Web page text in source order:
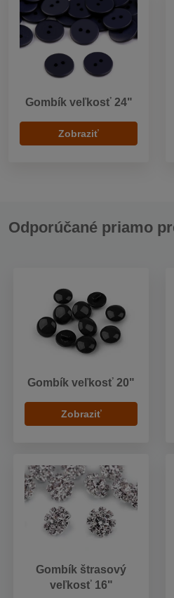
Gombík veľkosť 24"
Zobraziť
Odporúčané priamo
Gombík veľkosť 20"
Zobraziť
Gombík štrasový
veľkosť 16"